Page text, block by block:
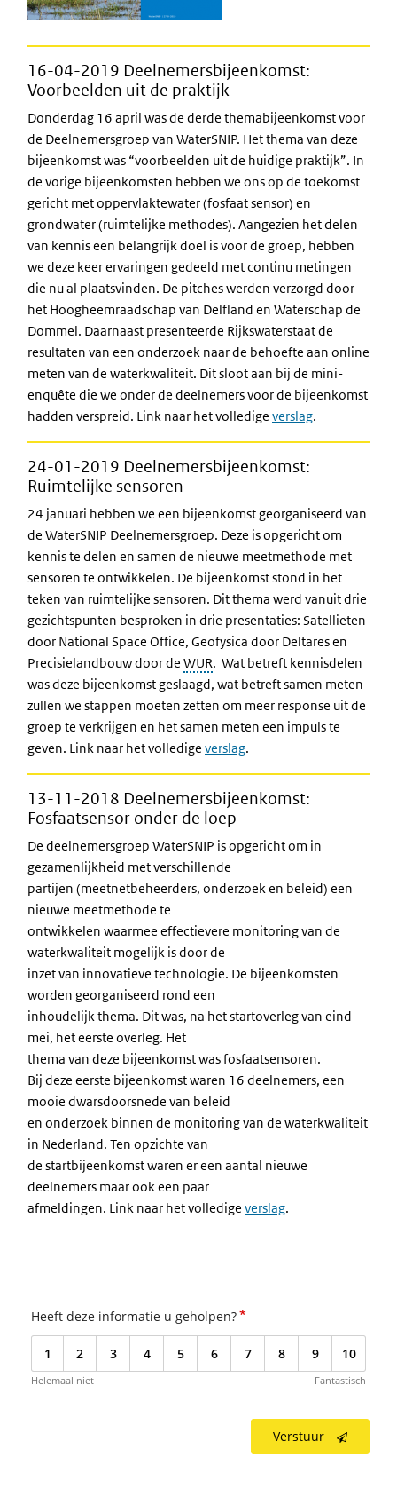
16-04-2019 Deelnemersbijeenkomst:
Voorbeelden uit de praktijk
Donderdag 16 april was de derde themabijeenkomst voor
de Deelnemersgroep van WaterSNIP. Het thema van deze
bijeenkomst was “voorbeelden uit de huidige praktijk”. In
de vorige bijeenkomsten hebben we ons op de toekomst
gericht met oppervlaktewater (fosfaat sensor) en
grondwater (ruimtelijke methodes). Aangezien het delen
van kennis een belangrijk doel is voor de groep, hebben
we deze keer ervaringen gedeeld met continu metingen
die nu al plaatsvinden. De pitches werden verzorgd door
het Hoogheemraadschap van Delfland en Waterschap de
Dommel. Daarnaast presenteerde Rijkswaterstaat de
resultaten van een onderzoek naar de behoefte aan online
meten van de waterkwaliteit. Dit sloot aan bij de mini-
enquête die we onder de deelnemers voor de bijeenkomst
hadden verspreid. Link naar het volledige verslag.
24-01-2019 Deelnemersbijeenkomst:
Ruimtelijke sensoren
24 januari hebben we een bijeenkomst georganiseerd van
de WaterSNIP Deelnemersgroep. Deze is opgericht om
kennis te delen en samen de nieuwe meetmethode met
sensoren te ontwikkelen. De bijeenkomst stond in het
teken van ruimtelijke sensoren. Dit thema werd vanuit drie
gezichtspunten besproken in drie presentaties: Satellieten
door National Space Office, Geofysica door Deltares en
Precisielandbouw door de WUR. Wat betreft kennisdelen
was deze bijeenkomst geslaagd, wat betreft samen meten
zullen we stappen moeten zetten om meer response uit de
groep te verkrijgen en het samen meten een impuls te
geven. Link naar het volledige verslag.
13-11-2018 Deelnemersbijeenkomst:
Fosfaatsensor onder de loep
De deelnemersgroep WaterSNIP is opgericht om in
gezamenlijkheid met verschillende
partijen (meetnetbeheerders, onderzoek en beleid) een
nieuwe meetmethode te
ontwikkelen waarmee effectievere monitoring van de
waterkwaliteit mogelijk is door de
inzet van innovatieve technologie. De bijeenkomsten
worden georganiseerd rond een
inhoudelijk thema. Dit was, na het startoverleg van eind
mei, het eerste overleg. Het
thema van deze bijeenkomst was fosfaatsensoren.
Bij deze eerste bijeenkomst waren 16 deelnemers, een
mooie dwarsdoorsnede van beleid
en onderzoek binnen de monitoring van de waterkwaliteit
in Nederland. Ten opzichte van
de startbijeenkomst waren er een aantal nieuwe
deelnemers maar ook een paar
afmeldingen. Link naar het volledige verslag.
Heeft deze informatie u geholpen?*
1 2 3 4 5 6 7 8 9 10
Helemaal niet Fantastisch
Verstuur